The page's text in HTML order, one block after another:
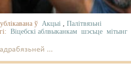
ў Акцыі ,Палітвязьні
Віцебскі аблвыканкам шэсьце мітынг
...